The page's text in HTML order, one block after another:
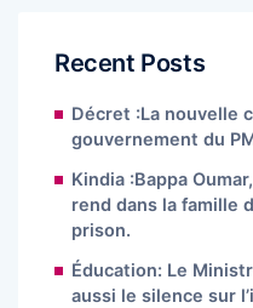
Recent Posts
Décret :La nouvelle
gouvernement du
Kindia :Bappa
rend dans la famille
prison.
Éducation: Le
aussi le silence sur